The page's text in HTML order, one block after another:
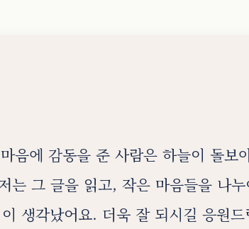
음에 감동을 준 사람은 하늘이 돌보
는 그 글을 읽고, 작은 마음들을 나
생각났어요. 더욱 잘 되시길 응원드